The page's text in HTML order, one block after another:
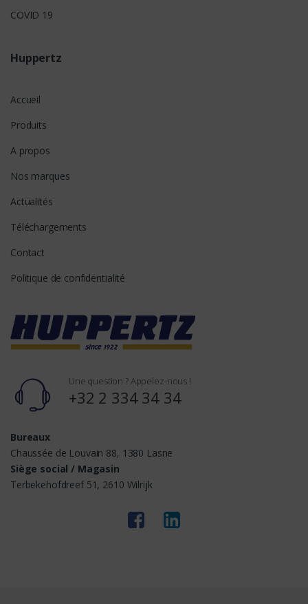
COVID 19
Huppertz
Accueil
Produits
A propos
Nos marques
Actualités
Téléchargements
Contact
Politique de confidentialité
Une question ? Appelez-nous !
+32 2 334 34 34
Bureaux
Chaussée de Louvain 88, 1380 Lasne
Siège social / Magasin
Terbekehofdreef 51, 2610 Wilrijk